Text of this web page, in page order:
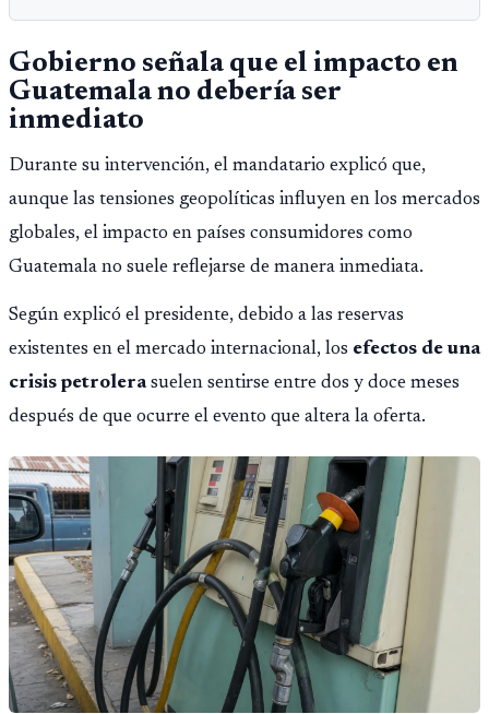
Gobierno señala que el impacto en
Guatemala no debería ser
inmediato
Durante su intervención, el mandatario explicó que,
aunque las tensiones geopolíticas influyen en los mercados
globales, el impacto en países consumidores como
Guatemala no suele reflejarse de manera inmediata.
Según explicó el presidente, debido a las reservas
existentes en el mercado internacional, los efectos de una
crisis petrolerasuelen sentirse entre dos y doce meses
después de que ocurre el evento que altera la oferta.